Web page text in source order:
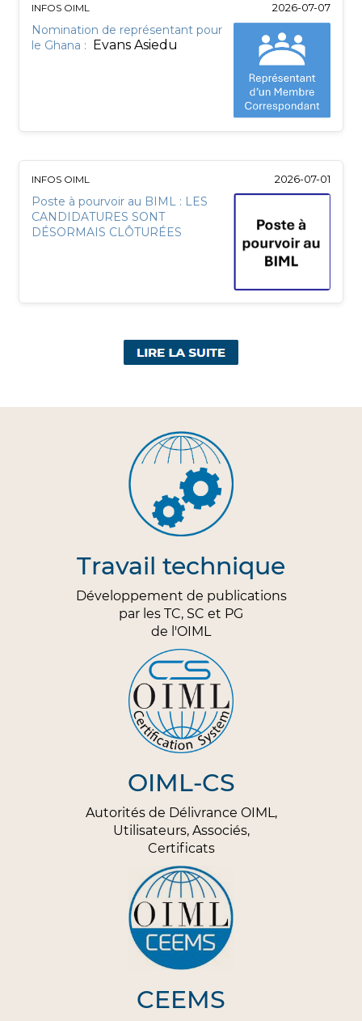
Travail technique
Développement de publications
par les TC, SC et PG
de l'OIML
OIML-CS
Autorités de Délivrance OIML,
Utilisateurs, Associés,
Certificats
CEEMS